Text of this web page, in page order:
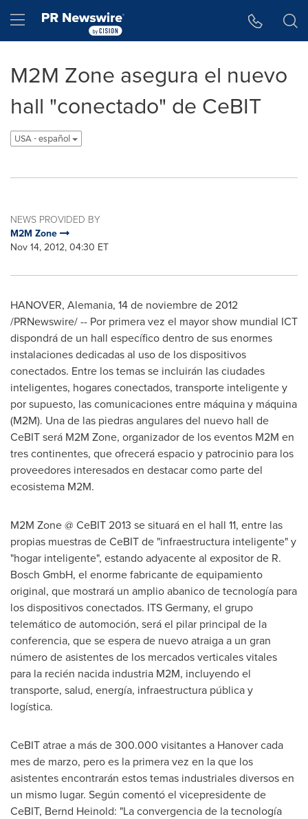
Hamburger menu
M2M Zone asegura el nuevo
hall "conectado" de CeBIT
USA - español
NEWS PROVIDED BY
M2M Zone
Nov 14, 2012, 04:30 ET
HANOVER, Alemania, 14 de noviembre de 2012
/PRNewswire/ -- Por primera vez el mayor show mundial ICT
dispondrá de un hall específico dentro de sus enormes
instalaciones dedicadas al uso de los dispositivos
conectados. Entre los temas se incluirán las ciudades
inteligentes, hogares conectados, transporte inteligente y
por supuesto, las comunicaciones entre máquina y máquina
(M2M). Una de las piedras angulares del nuevo hall de
CeBIT será M2M Zone, organizador de los eventos M2M en
tres continentes, que ofrecerá espacio y patrocinio para los
proveedores interesados en destacar como parte del
ecosistema M2M.
M2M Zone @ CeBIT 2013 se situará en el hall 11, entre las
propias muestras de CeBIT de "infraestructura inteligente" y
"hogar inteligente", estando adyacente al expositor de R.
Bosch GmbH, el enorme fabricante de equipamiento
original, que mostrará un amplio abanico de tecnología para
los dispositivos conectados. ITSGermany, el grupo
telemático de automoción, será el pilar principal de la
conferencia, que se espera de nuevo atraiga a un gran
número de asistentes de los mercados verticales vitales
para la recién nacida industria M2M, incluyendo el
transporte, salud, energía, infraestructura pública y
logística.
CeBIT atrae a más de 300.000 visitantes a Hanovercada
mes de marzo, pero es la primera vez en la que los
asistentes encontrarán estos temas industriales diversos en
un mismo lugar. Según comentó el vicepresidente de
CeBIT, Bernd Heinold: "La convergencia de la tecnología